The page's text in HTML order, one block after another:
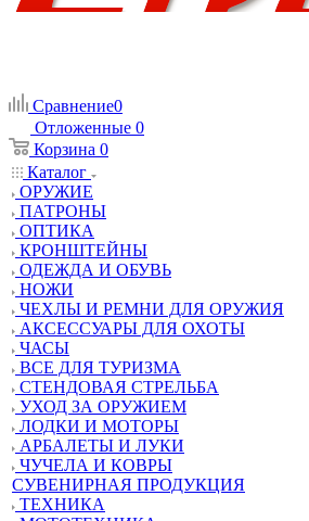
Сравнение0
Отложенные 0
Корзина 0
Каталог
ОРУЖИЕ
ПАТРОНЫ
ОПТИКА
КРОНШТЕЙНЫ
ОДЕЖДА И ОБУВЬ
НОЖИ
ЧЕХЛЫ И РЕМНИ ДЛЯ ОРУЖИЯ
АКСЕССУАРЫ ДЛЯ ОХОТЫ
ЧАСЫ
ВСЕ ДЛЯ ТУРИЗМА
СТЕНДОВАЯ СТРЕЛЬБА
УХОД ЗА ОРУЖИЕМ
ЛОДКИ И МОТОРЫ
АРБАЛЕТЫ И ЛУКИ
ЧУЧЕЛА И КОВРЫ
СУВЕНИРНАЯ ПРОДУКЦИЯ
ТЕХНИКА